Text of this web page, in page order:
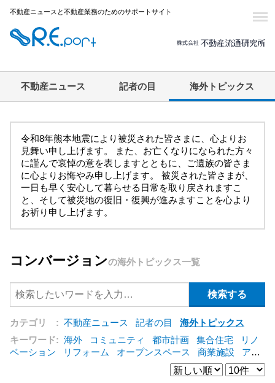
不動産ニュースと不動産業務のためのサポートサイト
不動産ニュース 記者の目 海外トピックス
令和8年熊本地震により被災された皆さまに、心よりお
見舞い申し上げます。 また、お亡くなりになられた方々
に謹んで哀悼の意を表しますとともに、ご遺族の皆さま
に心よりお悔やみ申し上げます。 被災された皆さまが、
一日も早く安心して暮らせる日常を取り戻されますこ
と、そして被災地の復旧・復興が進みますことを心より
お祈り申し上げます。
コンバージョンの海外トピックス一覧
カテゴリ : 不動産ニュース 記者の目
海外トピックス
キーワード: 海外 コミュニティ 都市計画 集合住宅
リノ
ベーション
リフォーム オープンスペース 商業施設
アパ
エネルギー
新型コロ
コンバージョン
都市再生